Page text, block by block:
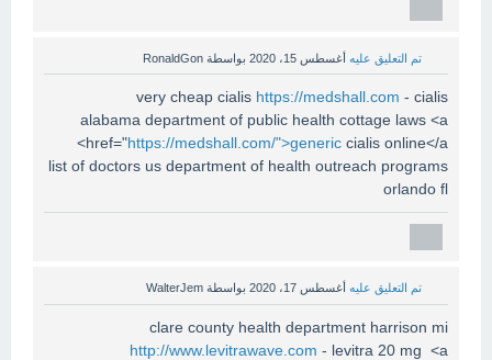
تم التعليق عليه أغسطس 15، 2020 بواسطة RonaldGon
very cheap cialis https://medshall.com - cialis
alabama department of public health cottage laws <a
href="https://medshall.com/">generic cialis online</a>
list of doctors us department of health outreach programs
orlando fl
تم التعليق عليه أغسطس 17، 2020 بواسطة WalterJem
clare county health department harrison mi
http://www.levitrawave.com - levitra 20 mg <a